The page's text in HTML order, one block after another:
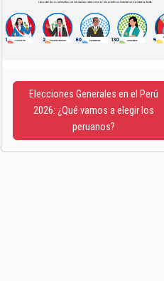
Elecciones Generales en el Perú
2026: ¿Qué vamos a elegir los
peruanos?